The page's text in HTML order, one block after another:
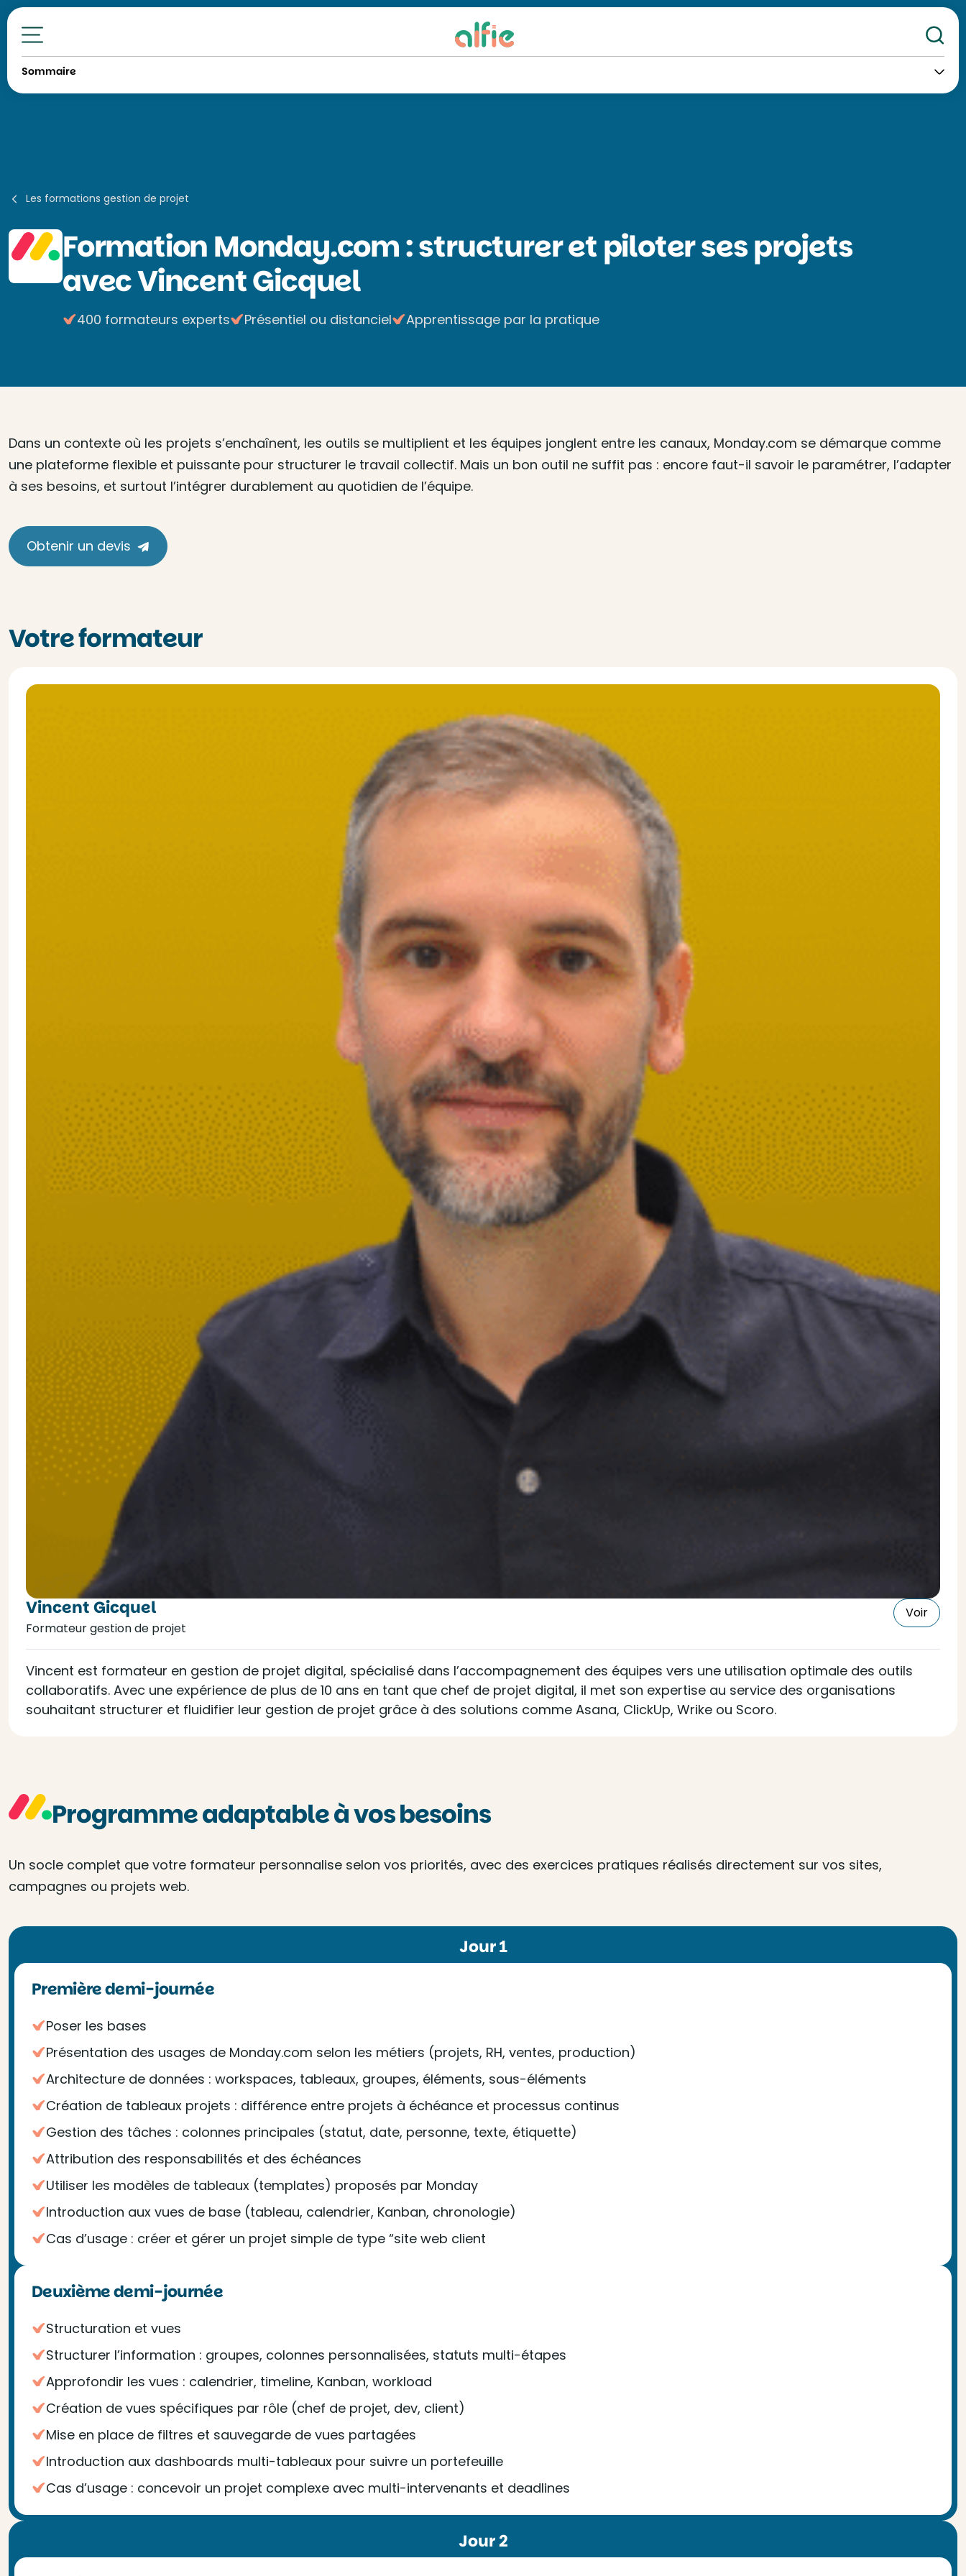
Toutes nos formations
Sommaire
Les formations gestion de projet
FormationMonday.com : structurer et piloter ses projets
avec Vincent Gicquel
400 formateurs experts Présentiel ou distanciel Apprentissage par la pratique
Dans un contexte où les projets s’enchaînent, les outils se multiplient et les équipes jonglent entre les canaux, Monday.com se démarque comme
une plateforme flexible et puissante pour structurer le travail collectif. Mais un bon outil ne suffit pas : encore faut-il savoir le paramétrer, l’adapter
à ses besoins, et surtout l’intégrer durablement au quotidien de l’équipe.
Obtenir un devis
Votre formateur
Vincent Gicquel
Formateur gestion de projet
Voir
Vincent est formateur en gestion de projet digital, spécialisé dans l’accompagnement des équipes vers une utilisation optimale des outils
collaboratifs. Avec une expérience de plus de 10 ans en tant que chef de projet digital, il met son expertise au service des organisations
souhaitant structurer et fluidifier leur gestion de projet grâce à des solutions comme Asana, ClickUp, Wrike ou Scoro.
Programme adaptable à vos besoins
Un socle complet que votre formateur personnalise selon vos priorités, avec des exercices pratiques réalisés directement sur vos sites,
campagnes ou projets web.
Jour 1
Première demi-journée
Poser les bases
Présentation des usages de Monday.com selon les métiers (projets, RH, ventes, production)
Architecture de données : workspaces, tableaux, groupes, éléments, sous-éléments
Création de tableaux projets : différence entre projets à échéance et processus continus
Gestion des tâches : colonnes principales (statut, date, personne, texte, étiquette)
Attribution des responsabilités et des échéances
Utiliser les modèles de tableaux (templates) proposés par Monday
Introduction aux vues de base (tableau, calendrier, Kanban, chronologie)
Cas d’usage : créer et gérer un projet simple de type “site web client
Deuxième demi-journée
Structuration et vues
Structurer l’information : groupes, colonnes personnalisées, statuts multi-étapes
Approfondir les vues : calendrier, timeline, Kanban, workload
Création de vues spécifiques par rôle (chef de projet, dev, client)
Mise en place de filtres et sauvegarde de vues partagées
Introduction aux dashboards multi-tableaux pour suivre un portefeuille
Cas d’usage : concevoir un projet complexe avec multi-intervenants et deadlines
Jour 2